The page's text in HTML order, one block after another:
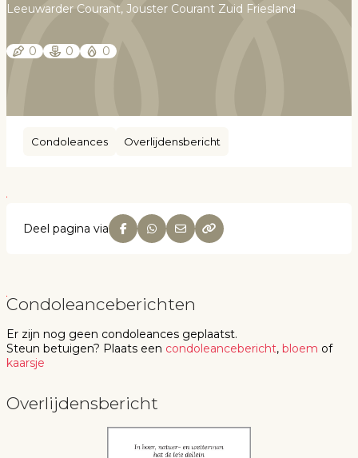
Leeuwarder Courant, Jouster Courant Zuid Friesland
0 0 0
Condoleances Overlijdensbericht
Deel pagina via
Condoleanceberichten
Er zijn nog geen condoleances geplaatst.
Steun betuigen? Plaats een condoleancebericht, bloem of
kaarsje
Overlijdensbericht